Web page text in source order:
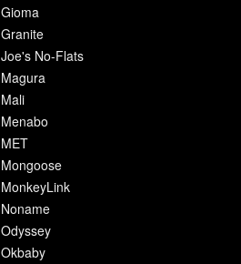
Gioma
Granite
Joe's No-Flats
Magura
Mali
Menabo
MET
Mongoose
MonkeyLink
Noname
Odyssey
Okbaby